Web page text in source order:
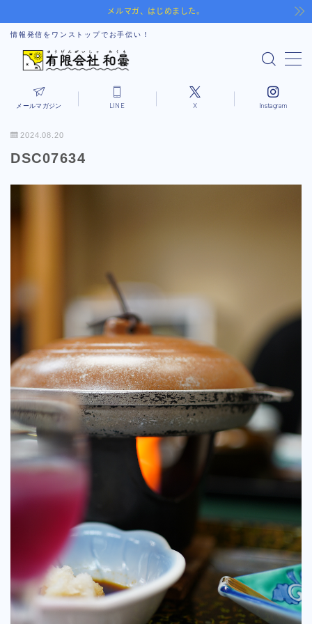
メルマガ、はじめました。
情報発信をワンストップでお手伝い！
MENU
Notice
Drone
Movie
Web Create
Writing
Consulting
NEWS!!
メールマガジン LINE X Instagram
2024.08.20
DSC07634